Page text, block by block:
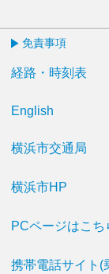
免責事項
経路・時刻表
English
横浜市交通局
横浜市HP
PCページはこち
携帯電話サイト(